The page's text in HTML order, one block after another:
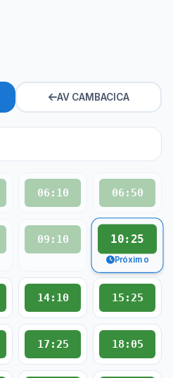
AV CAMBACICA
06:10 06:50
09:10 10:25
Próximo
14:10 15:25
17:25 18:05